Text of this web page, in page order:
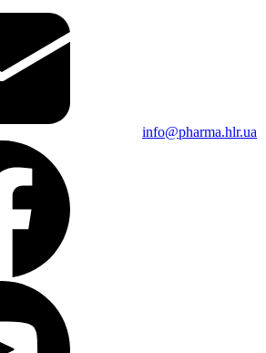
info@pharma.hlr.ua